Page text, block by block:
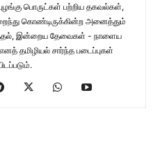
பொருட்கள் பற்றிய தகவல்கள்,
கொண்டிருக்கின்ற அனைத்தும்
இன்றைய தேவைகள் - நாளைய
தமிழியல் சார்ந்த படைப்புகள்